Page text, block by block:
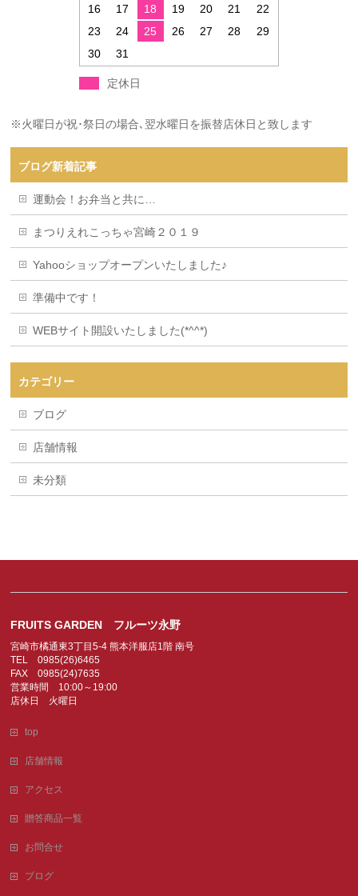
16
17 18 19 20 21
22
23
24 25 26 27 28
29
30
31
定休日
※火曜日が祝･祭日の場合､翌水曜日を振替店休日と致します
ブログ新着記事
運動会！お弁当と共に…
まつりえれこっちゃ宮崎２０１９
Yahooショップオープンいたしました♪
準備中です！
WEBサイト開設いたしました(*^^*)
カテゴリー
ブログ
店舗情報
未分類
FRUITS GARDEN フルーツ永野
宮崎市橘通東3丁目5-4 熊本洋服店1階 南号
TEL 0985(26)6465
FAX 0985(24)7635
営業時間 10:00～19:00
店休日 火曜日
top
店舗情報
アクセス
贈答商品一覧
お問合せ
ブログ